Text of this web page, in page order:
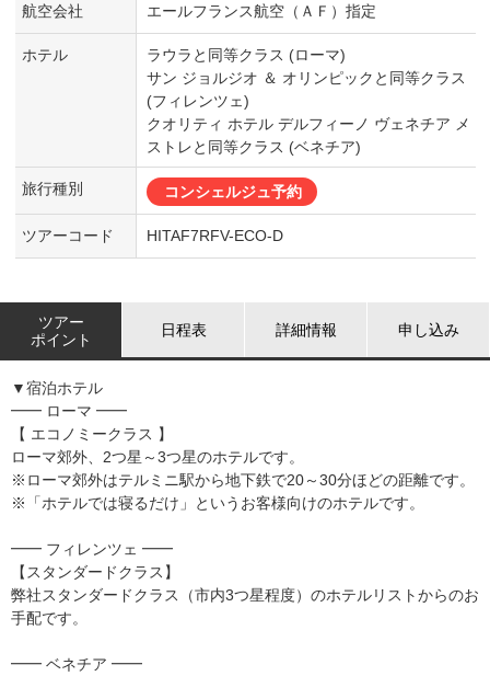
航空会社 エールフランス航空（ＡＦ）指定
ホテル
ラウラと同等クラス (ローマ)
サン ジョルジオ ＆ オリンピックと同等クラス
(フィレンツェ)
クオリティ ホテル デルフィーノ ヴェネチア メ
ストレと同等クラス (ベネチア)
旅行種別 コンシェルジュ予約
ツアーコード HITAF7RFV-ECO-D
ツアー
ポイント
日程表 詳細情報 申し込み
▼宿泊ホテル
━━ ローマ ━━
【 エコノミークラス 】
ローマ郊外、2つ星～3つ星のホテルです。
※ローマ郊外はテルミニ駅から地下鉄で20～30分ほどの距離です。
※「ホテルでは寝るだけ」というお客様向けのホテルです。
━━ フィレンツェ ━━
【スタンダードクラス】
弊社スタンダードクラス（市内3つ星程度）のホテルリストからのお
手配です。
━━ ベネチア ━━